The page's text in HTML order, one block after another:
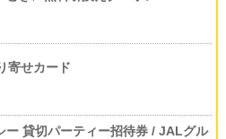
寄せカード
ー 貸切パーティー招待券 / JALグル